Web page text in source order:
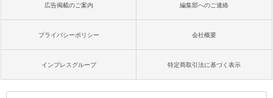
広告掲載のご案内 編集部へのご連絡
プライバシーポリシー 会社概要
インプレスグループ 特定商取引法に基づく表示